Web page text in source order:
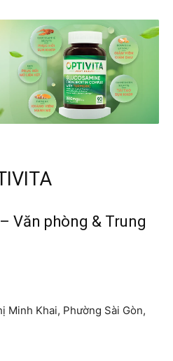
Văn phòng & Trung
Minh Khai, Phường Sài Gòn,